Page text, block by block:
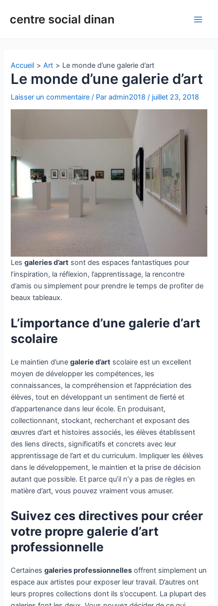
centre social dinan
Accueil Art Le monde d’une galerie d’art
Le monde d’une galerie d’art
Laisser un commentaire / Paradmin2018/ juillet 23, 2018
Lesgaleries d’art sont des espaces fantastiques pour
l’inspiration, la réflexion, l’apprentissage, la rencontre
d’amis ou simplement pour prendre le temps de profiter de
beaux tableaux.
L’importance d’une galerie d’art
scolaire
Le maintien d’unegalerie d’art scolaire est un excellent
moyen de développer les compétences, les
connaissances, la compréhension et l’appréciation des
élèves, tout en développant un sentiment de fierté et
d’appartenance dans leur école. En produisant,
collectionnant, stockant, recherchant et exposant des
œuvres d’art et histoires associés, les élèves établissent
des liens directs, significatifs et concrets avec leur
apprentissage de l’art et du curriculum. Impliquer les élèves
dans le développement, le maintien et la prise de décision
autant que possible. Et parce qu’il n’y a pas de règles en
matière d’art, vous pouvez vraiment vous amuser.
Suivez ces directives pour créer
votre propre galerie d’art
professionnelle
Certainesgaleries professionnelles offrent simplement un
espace aux artistes pour exposer leur travail. D’autres ont
leurs propres collections dont ils s’occupent. La plupart des
des